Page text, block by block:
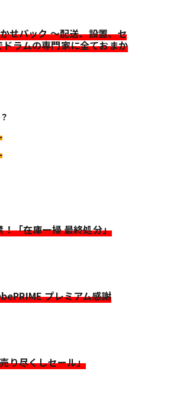
せパック ～配送、設置、セ
ラムの専門家に全ておまか
「在庫一掃 最終処分」
プレミアム感謝
り尽くしセール」